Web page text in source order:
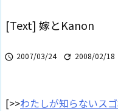
[Text] 嫁とKanon
 2007/03/24  2008/02/18
[>>わたしが知らないス